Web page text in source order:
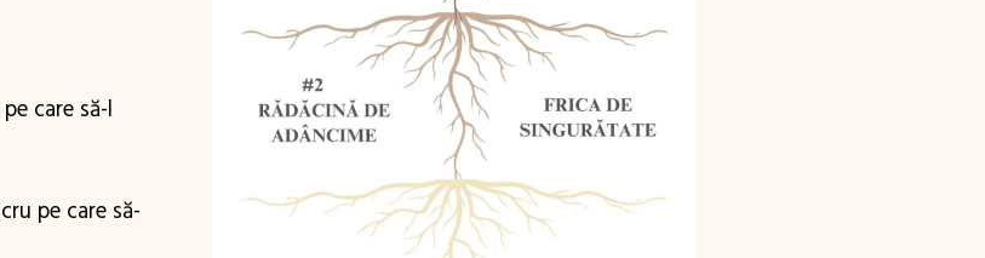
care să-l
pe care să-